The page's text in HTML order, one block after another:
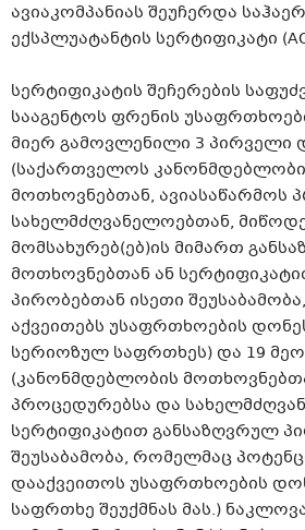
ავიაკომპანიას შეუჩერდა
ექსპლუატანტის სერტიფიკატი
სერტიფიკატის შეჩერების
სააგენტოს ფრენის
მიერ გამოვლენილი 3 პირველი
(საქართველოს
მოთხოვნებთან, ავიასაწარმოს
სახელმძღვანელოებთან,
მომსახურებ(ებ)ის მიმართ
მოთხოვნებთან ან
პირობებთან ისეთი
აქვეითებს უსაფრთხოების
სერიოზულ საფრთხეს) და 19
(კანონმდებლობის
პროცედურებსა და
სერტიფიკატით განსაზღვრულ
შეუსაბამობა, რომელმაც
დააქვეითოს უსაფრთხოების
საფრთხე შეუქმნას მას.)